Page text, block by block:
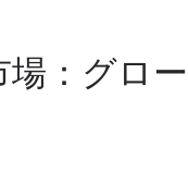
：グロ